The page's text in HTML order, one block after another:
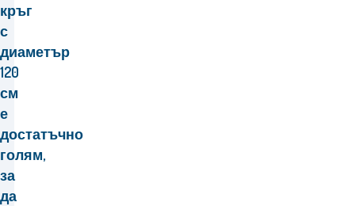
кръг
с
диаметър
120
см
е
достатъчно
голям,
за
да